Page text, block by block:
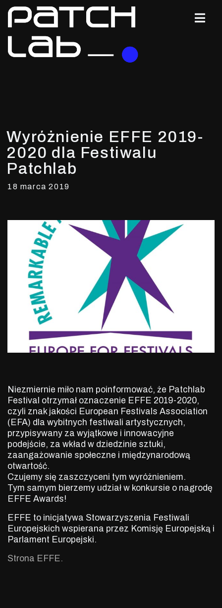
Wyróżnienie EFFE 2019-
2020 dla Festiwalu
Patchlab
18 marca 2019
Niezmiernie miło nam poinformować, że Patchlab
Festival otrzymał oznaczenie EFFE 2019-2020,
czyli znak jakości European Festivals Association
(EFA) dla wybitnych festiwali artystycznych,
przypisywany za wyjątkowe i innowacyjne
podejście, za wkład w dziedzinie sztuki,
zaangażowanie społeczne i międzynarodową
otwartość.
Czujemy się zaszczyceni tym wyróżnieniem.
Tym samym bierzemy udział w konkursie o nagrodę
EFFE Awards!
EFFE to inicjatywa Stowarzyszenia Festiwali
Europejskich wspierana przez Komisję Europejską i
Parlament Europejski.
Strona EFFE.